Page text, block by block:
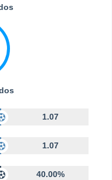
1.07
1.07
40.00%